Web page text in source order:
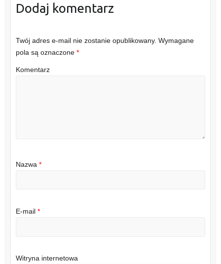
Dodaj komentarz
Twój adres e-mail nie zostanie opublikowany. Wymagane
pola są oznaczone *
Komentarz
Nazwa *
E-mail *
Witryna internetowa